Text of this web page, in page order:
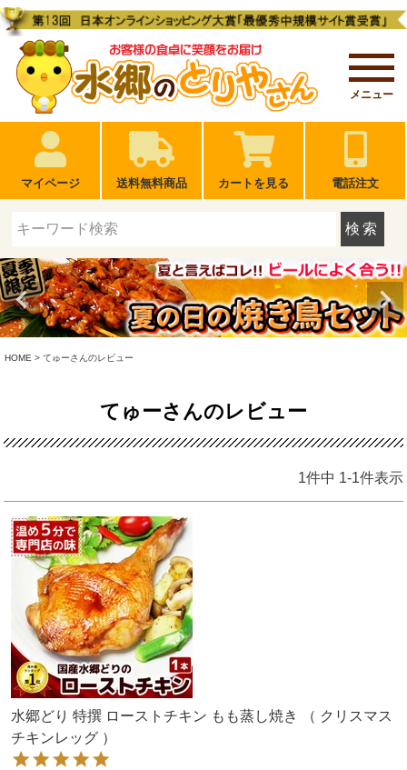
メニュー
マイページ 送料無料商品 カートを見る 電話注文
検索
HOME てゅーさんのレビュー
てゅーさんのレビュー
1件中 1-1件表示
水郷どり 特撰 ローストチキン もも蒸し焼き （ クリスマス
チキンレッグ ）